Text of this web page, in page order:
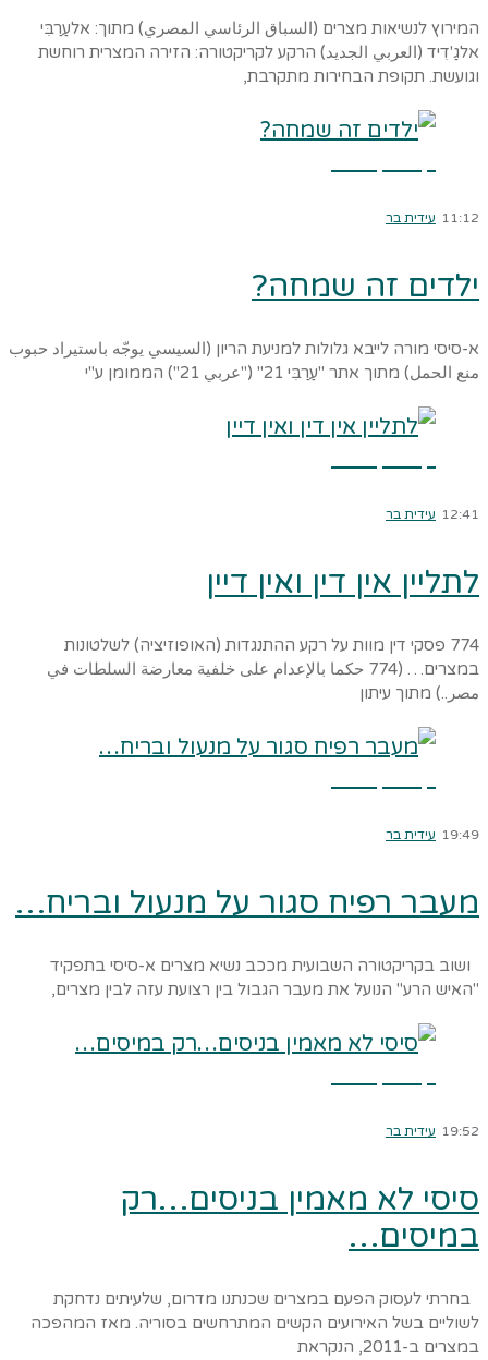
המירוץ לנשיאות מצרים (السباق الرئاسي المصري) מתוך: אלעַרַבִּי
אלגַ'דִיד (العربي الجديد) הרקע לקריקטורה: הזירה המצרית רוחשת
וגועשת. תקופת הבחירות מתקרבת,
11:12 עידית בר
ילדים זה שמחה?
א-סיסי מורה לייבא גלולות למניעת הריון (السيسي يوجّه باستيراد حبوب
منع الحمل) מתוך אתר "עַרַבִּי 21" ("عربي 21") הממומן ע"י
12:41 עידית בר
לתליין אין דין ואין דיין
774 פסקי דין מוות על רקע ההתנגדות (האופוזיציה) לשלטונות
במצרים… (774 حكما بالإعدام على خلفية معارضة السلطات في
مصر..) מתוך עיתון
19:49 עידית בר
מעבר רפיח סגור על מנעול ובריח…
ושוב בקריקטורה השבועית מככב נשיא מצרים א-סיסי בתפקיד
"האיש הרע" הנועל את מעבר הגבול בין רצועת עזה לבין מצרים,
19:52 עידית בר
סיסי לא מאמין בניסים…רק
במיסים…
בחרתי לעסוק הפעם במצרים שכנתנו מדרום, שלעיתים נדחקת
לשוליים בשל האירועים הקשים המתרחשים בסוריה. מאז המהפכה
במצרים ב-2011, הנקראת